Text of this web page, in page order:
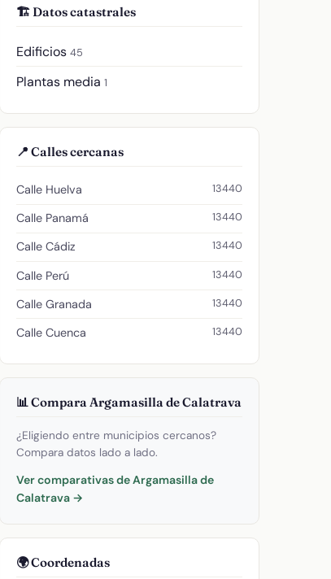
🏗️ Datos catastrales
Edificios 45
Plantas media 1
📍 Calles cercanas
Calle Huelva 13440
Calle Panamá 13440
Calle Cádiz 13440
Calle Perú 13440
Calle Granada 13440
Calle Cuenca 13440
📊 Compara Argamasilla de Calatrava
¿Eligiendo entre municipios cercanos?
Compara datos lado a lado.
Ver comparativas de Argamasilla de
Calatrava →
🌍 Coordenadas